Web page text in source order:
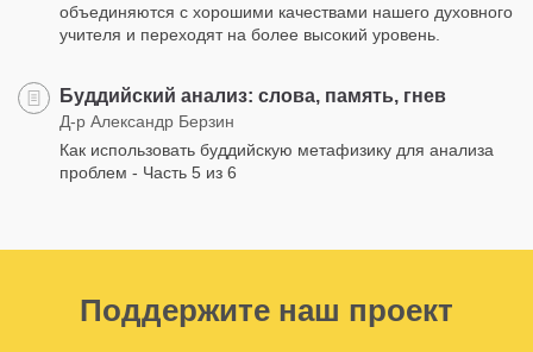
объединяются с хорошими качествами нашего духовного
учителя и переходят на более высокий уровень.
Буддийский анализ: слова, память, гнев
Д-р Александр Берзин
Как использовать буддийскую метафизику для анализа
проблем - Часть 5 из 6
Поддержите наш проект